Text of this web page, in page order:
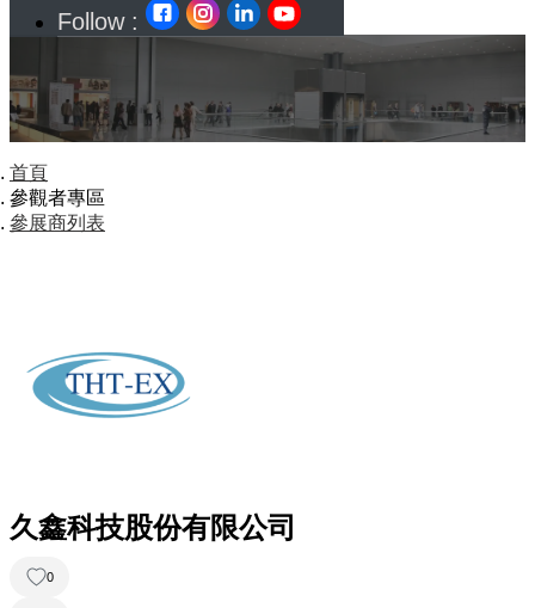
Follow :
首頁
參觀者專區
參展商列表
久鑫科技股份有限公司
0